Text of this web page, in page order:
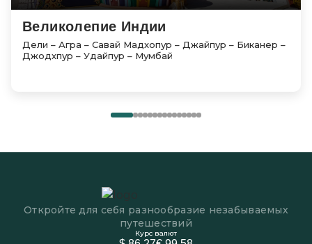
Великолепие Индии
Дели – Агра – Савай Мадхопур – Джайпур – Биканер –
Джодхпур – Удайпур – Мумбай
Откройте для себя разнообразие незабываемых
путешествий
Курс валют